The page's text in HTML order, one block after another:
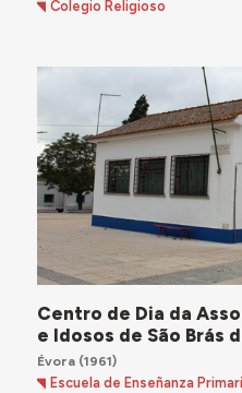
Colegio Religioso
Centro de Dia da
e Idosos de São Brás
Évora(1961)
Escuela de Enseñanza